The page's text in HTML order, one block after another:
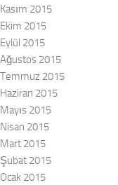
Kasım 2015
Ekim 2015
Eylül 2015
Ağustos 2015
Temmuz 2015
Haziran 2015
Mayıs 2015
Nisan 2015
Mart 2015
Şubat 2015
Ocak 2015